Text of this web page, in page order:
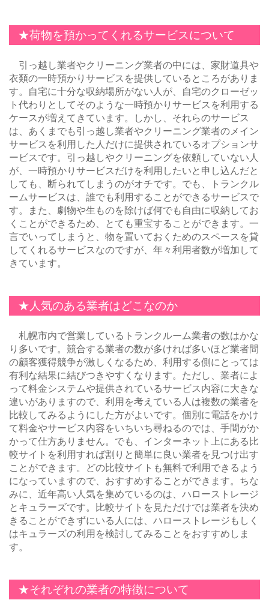
★荷物を預かってくれるサービスについて
引っ越し業者やクリーニング業者の中には、家財道具や
衣類の一時預かりサービスを提供しているところがありま
す。自宅に十分な収納場所がない人が、自宅のクローゼッ
ト代わりとしてそのような一時預かりサービスを利用する
ケースが増えてきています。しかし、それらのサービス
は、あくまでも引っ越し業者やクリーニング業者のメイン
サービスを利用した人だけに提供されているオプションサ
ービスです。引っ越しやクリーニングを依頼していない人
が、一時預かりサービスだけを利用したいと申し込んだと
しても、断られてしまうのがオチです。でも、トランクル
ームサービスは、誰でも利用することができるサービスで
す。また、劇物や生ものを除けば何でも自由に収納してお
くことができるため、とても重宝することができます。一
言でいってしまうと、物を置いておくためのスペースを貸
してくれるサービスなのですが、年々利用者数が増加して
きています。
★人気のある業者はどこなのか
札幌市内で営業しているトランクルーム業者の数はかな
り多いです。競合する業者の数が多ければ多いほど業者間
の顧客獲得競争が激しくなるため、利用する側にとっては
有利な結果に結びつきやすくなります。ただし、業者によ
って料金システムや提供されているサービス内容に大きな
違いがありますので、利用を考えている人は複数の業者を
比較してみるようにした方がよいです。個別に電話をかけ
て料金やサービス内容をいちいち尋ねるのでは、手間がか
かって仕方ありません。でも、インターネット上にある比
較サイトを利用すれば割りと簡単に良い業者を見つけ出す
ことができます。どの比較サイトも無料で利用できるよう
になっていますので、おすすめすることができます。ちな
みに、近年高い人気を集めているのは、ハローストレージ
とキュラーズです。比較サイトを見ただけでは業者を決め
きることができずにいる人には、ハローストレージもしく
はキュラーズの利用を検討してみることをおすすめしま
す。
★それぞれの業者の特徴について